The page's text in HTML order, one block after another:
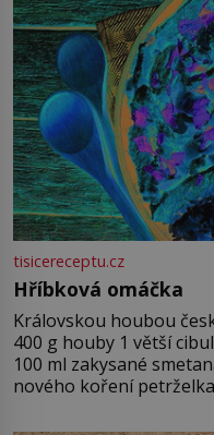
tisicereceptu.cz
Hříbková omáčka
Královskou houbou českých
400 g houby 1 větší
100 ml zakysané
nového koření